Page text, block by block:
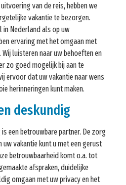
van de reis, hebben we
vakantie te bezorgen.
in Nederland als op uw
ervaring met het omgaan met
luisteren naar uw behoeften en
zo goed mogelijk bij aan te
ervoor dat uw vakantie naar wens
herinneringen kunt maken.
deskundig
is een betrouwbare partner. De zorg
vakantie kunt u met een gerust
betrouwbaarheid komt o.a. tot
afspraken, duidelijke
omgaan met uw privacy en het